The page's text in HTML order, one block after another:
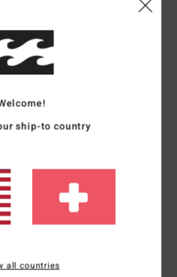
[160 G/M2]
hinten
70 % Baumwolle, 30 %
ship-to country
all countries